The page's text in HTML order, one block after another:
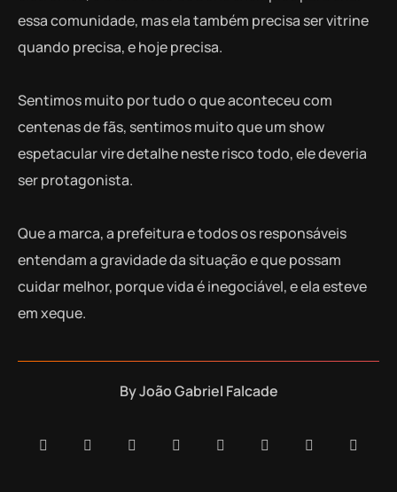
essa comunidade, mas ela também precisa ser vitrine
quando precisa, e hoje precisa.
Sentimos muito por tudo o que aconteceu com
centenas de fãs, sentimos muito que um show
espetacular vire detalhe neste risco todo, ele deveria
ser protagonista.
Que a marca, a prefeitura e todos os responsáveis
entendam a gravidade da situação e que possam
cuidar melhor, porque vida é inegociável, e ela esteve
em xeque.
ByJoão Gabriel Falcade